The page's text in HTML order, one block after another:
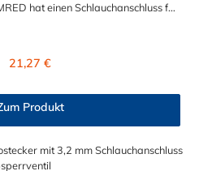
hat einen Schlauchanschluss für
aus EPDM. Das Verbindungsstück
mit allen Steckern der CPC NS4-
kombinieren.
Regulärer Preis:
21,27 €
Produkt